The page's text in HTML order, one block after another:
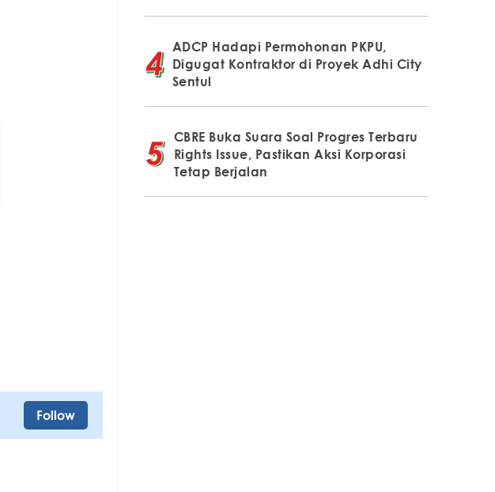
Follow
ADCP Hadapi Permohonan PKPU,
Digugat Kontraktor di Proyek Adhi City
Sentul
CBRE Buka Suara Soal Progres Terbaru
Rights Issue, Pastikan Aksi Korporasi
Tetap Berjalan